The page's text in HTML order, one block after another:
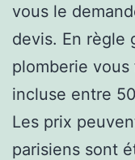
vous le
devis. En règle
plomberie vous
incluse entre
Les prix
parisiens sont